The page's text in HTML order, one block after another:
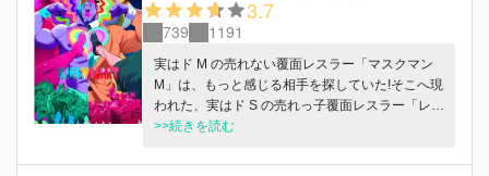
3.7
739 1191
実はド M の売れない覆面レスラー「マスクマン
M」は、もっと感じる相手を探していた!そこへ現
われた、実はド S の売れっ子覆面レスラー「レデ
ィ S」!S は M に出会ってド S 心に火がつき、M
て今、究極の愛のゴングが鳴る!
>>続きを読む